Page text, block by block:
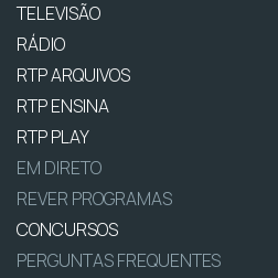
TELEVISÃO
RÁDIO
RTP ARQUIVOS
RTP ENSINA
RTP PLAY
EM DIRETO
REVER PROGRAMAS
CONCURSOS
PERGUNTAS FREQUENTES